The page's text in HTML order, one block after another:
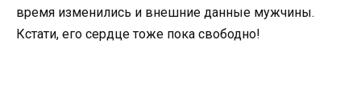
время изменились и внешние данные мужчины.
Кстати, его сердце тоже пока свободно!